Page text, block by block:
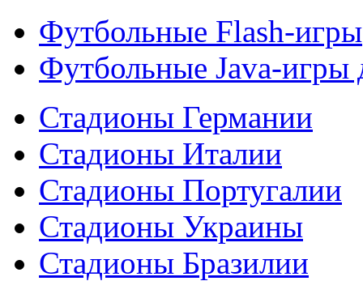
Футбольные Flash-игры
Футбольные Java-игры
Стадионы Германии
Стадионы Италии
Стадионы Португалии
Стадионы Украины
Стадионы Бразилии